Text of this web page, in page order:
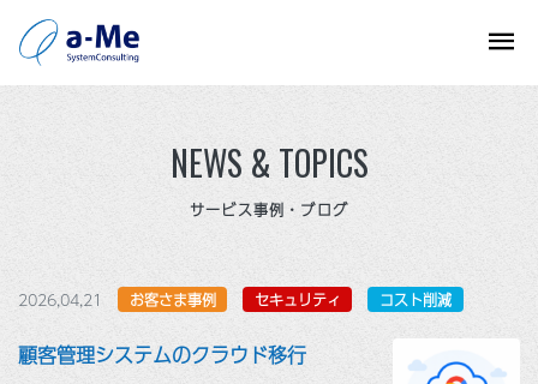
NEWS & TOPICS
サービス事例・ブログ
2026,04,21 お客さま事例 セキュリティ コスト削減
顧客管理システムのクラウド移行